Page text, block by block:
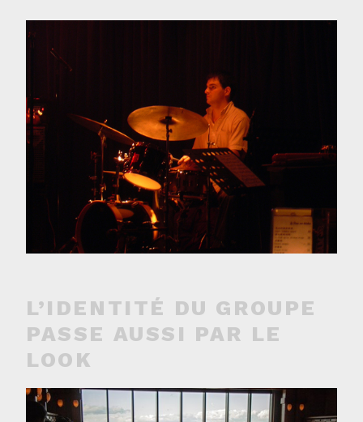
L’IDENTITÉ DU GROUPE
PASSE AUSSI PAR LE
LOOK